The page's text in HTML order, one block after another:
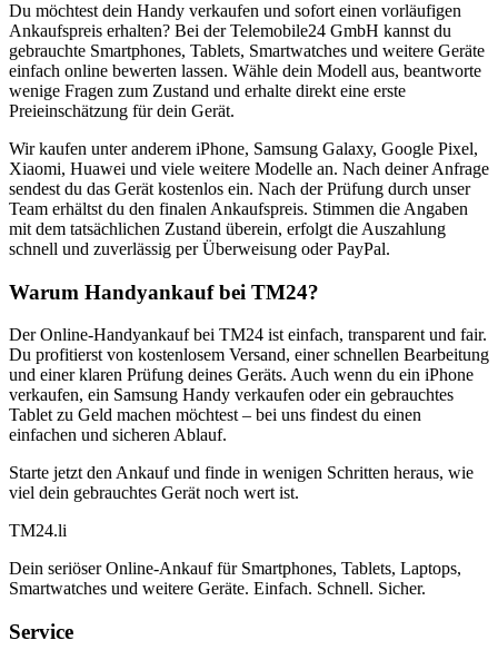
Du möchtest dein Handy verkaufen und sofort einen vorläufigen
Ankaufspreis erhalten? Bei der Telemobile24 GmbH kannst du
gebrauchte Smartphones, Tablets, Smartwatches und weitere Geräte
einfach online bewerten lassen. Wähle dein Modell aus, beantworte
wenige Fragen zum Zustand und erhalte direkt eine erste
Preieinschätzung für dein Gerät.
Wir kaufen unter anderem iPhone, Samsung Galaxy, Google Pixel,
Xiaomi, Huawei und viele weitere Modelle an. Nach deiner Anfrage
sendest du das Gerät kostenlos ein. Nach der Prüfung durch unser
Team erhältst du den finalen Ankaufspreis. Stimmen die Angaben
mit dem tatsächlichen Zustand überein, erfolgt die Auszahlung
schnell und zuverlässig per Überweisung oder PayPal.
Warum Handyankauf bei TM24?
Der Online-Handyankauf bei TM24 ist einfach, transparent und fair.
Du profitierst von kostenlosem Versand, einer schnellen Bearbeitung
und einer klaren Prüfung deines Geräts. Auch wenn du ein iPhone
verkaufen, ein Samsung Handy verkaufen oder ein gebrauchtes
Tablet zu Geld machen möchtest – bei uns findest du einen
einfachen und sicheren Ablauf.
Starte jetzt den Ankauf und finde in wenigen Schritten heraus, wie
viel dein gebrauchtes Gerät noch wert ist.
TM24.li
Dein seriöser Online-Ankauf für Smartphones, Tablets, Laptops,
Smartwatches und weitere Geräte. Einfach. Schnell. Sicher.
Service